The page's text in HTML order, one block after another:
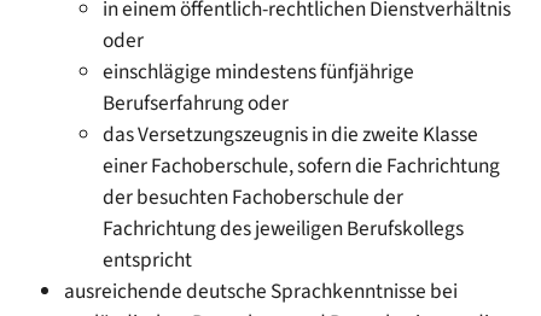
in einem öffentlich-rechtlichen Dienstverhältnis
oder
einschlägige mindestens fünfjährige
Berufserfahrung oder
das Versetzungszeugnis in die zweite Klasse
einer Fachoberschule, sofern die Fachrichtung
derbesuchten Fachoberschule der
Fachrichtung des jeweiligen Berufskollegs
entspricht
ausreichende deutsche Sprachkenntnisse bei